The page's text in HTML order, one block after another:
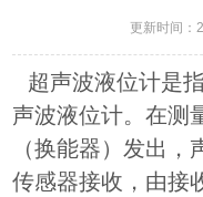
更新时间：
超声波液位计是
声波液位计。在测
（换能器）发出
传感器接收，由接